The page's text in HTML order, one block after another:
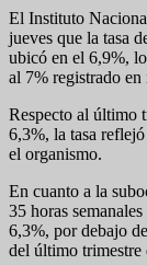
El Instituto
jueves que la tasa
ubicó en el 6,9%,
al 7% registrado
Respecto al último
6,3%, la tasa
el organismo.
En cuanto a la
35 horas
6,3%, por debajo
del último trimestre